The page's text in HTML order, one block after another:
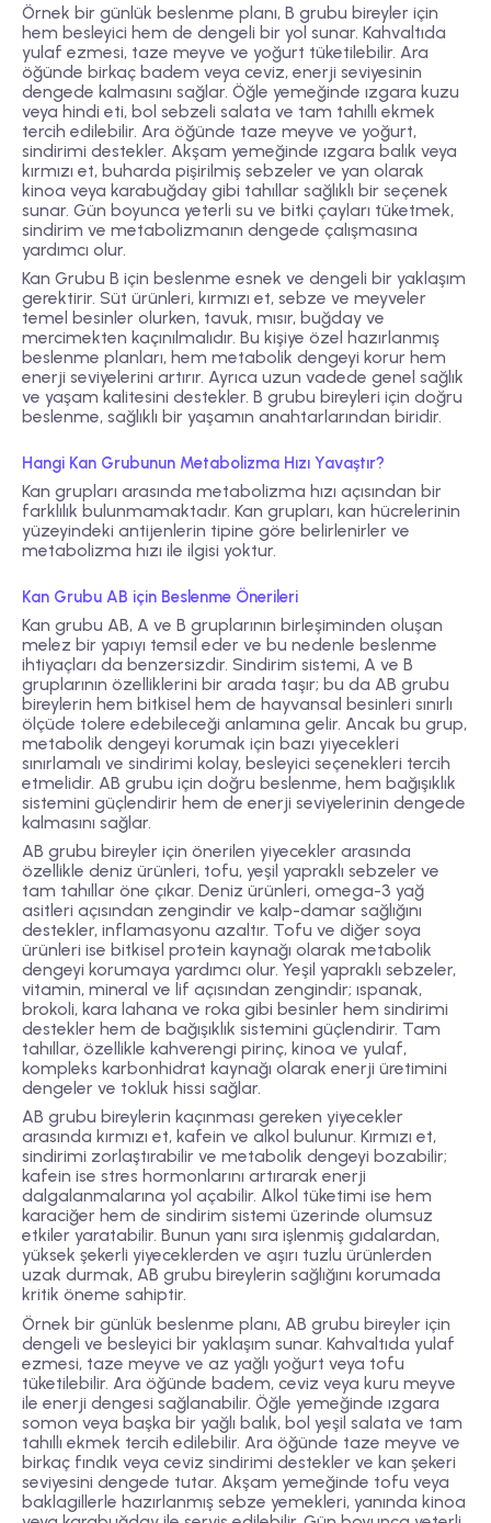
Örnek bir günlük beslenme planı, B grubu bireyler için
hem besleyici hem de dengeli bir yol sunar. Kahvaltıda
yulaf ezmesi, taze meyve ve yoğurt tüketilebilir. Ara
öğünde birkaç badem veya ceviz, enerji seviyesinin
dengede kalmasını sağlar. Öğle yemeğinde ızgara kuzu
veya hindi eti, bol sebzeli salata ve tam tahıllı ekmek
tercih edilebilir. Ara öğünde taze meyve ve yoğurt,
sindirimi destekler. Akşam yemeğinde ızgara balık veya
kırmızı et, buharda pişirilmiş sebzeler ve yan olarak
kinoa veya karabuğday gibi tahıllar sağlıklı bir seçenek
sunar. Gün boyunca yeterli su ve bitki çayları tüketmek,
sindirim ve metabolizmanın dengede çalışmasına
yardımcı olur.
Kan Grubu B için beslenme esnek ve dengeli bir yaklaşım
gerektirir. Süt ürünleri, kırmızı et, sebze ve meyveler
temel besinler olurken, tavuk, mısır, buğday ve
mercimekten kaçınılmalıdır. Bu kişiye özel hazırlanmış
beslenme planları, hem metabolik dengeyi korur hem
enerji seviyelerini artırır. Ayrıca uzun vadede genel sağlık
ve yaşam kalitesini destekler. B grubu bireyleri için doğru
beslenme, sağlıklı bir yaşamın anahtarlarından biridir.
Hangi Kan Grubunun Metabolizma Hızı Yavaştır?
Kan grupları arasında metabolizma hızı açısından bir
farklılık bulunmamaktadır. Kan grupları, kan hücrelerinin
yüzeyindeki antijenlerin tipine göre belirlenirler ve
metabolizma hızı ile ilgisi yoktur.
Kan Grubu AB için Beslenme Önerileri
Kan grubu AB, A ve B gruplarının birleşiminden oluşan
melez bir yapıyı temsil eder ve bu nedenle beslenme
ihtiyaçları da benzersizdir. Sindirim sistemi, A ve B
gruplarının özelliklerini bir arada taşır; bu da AB grubu
bireylerin hem bitkisel hem de hayvansal besinleri sınırlı
ölçüde tolere edebileceği anlamına gelir. Ancak bu grup,
metabolik dengeyi korumak için bazı yiyecekleri
sınırlamalı ve sindirimi kolay, besleyici seçenekleri tercih
etmelidir. AB grubu için doğru beslenme, hem bağışıklık
sistemini güçlendirir hem de enerji seviyelerinin dengede
kalmasını sağlar.
AB grubu bireyler için önerilen yiyecekler arasında
özellikle deniz ürünleri, tofu, yeşil yapraklı sebzeler ve
tam tahıllar öne çıkar. Deniz ürünleri, omega-3 yağ
asitleri açısından zengindir ve kalp-damar sağlığını
destekler, inflamasyonu azaltır. Tofu ve diğer soya
ürünleri ise bitkisel protein kaynağı olarak metabolik
dengeyi korumaya yardımcı olur. Yeşil yapraklı sebzeler,
vitamin, mineral ve lif açısından zengindir; ıspanak,
brokoli, kara lahana ve roka gibi besinler hem sindirimi
destekler hem de bağışıklık sistemini güçlendirir. Tam
tahıllar, özellikle kahverengi pirinç, kinoa ve yulaf,
kompleks karbonhidrat kaynağı olarak enerji üretimini
dengeler ve tokluk hissi sağlar.
AB grubu bireylerin kaçınması gereken yiyecekler
arasında kırmızı et, kafein ve alkol bulunur. Kırmızı et,
sindirimi zorlaştırabilir ve metabolik dengeyi bozabilir;
kafein ise stres hormonlarını artırarak enerji
dalgalanmalarına yol açabilir. Alkol tüketimi ise hem
karaciğer hem de sindirim sistemi üzerinde olumsuz
etkiler yaratabilir. Bunun yanı sıra işlenmiş gıdalardan,
yüksek şekerli yiyeceklerden ve aşırı tuzlu ürünlerden
uzak durmak, AB grubu bireylerin sağlığını korumada
kritik öneme sahiptir.
Örnek bir günlük beslenme planı, AB grubu bireyler için
dengeli ve besleyici bir yaklaşım sunar. Kahvaltıda yulaf
ezmesi, taze meyve ve az yağlı yoğurt veya tofu
tüketilebilir. Ara öğünde badem, ceviz veya kuru meyve
ile enerji dengesi sağlanabilir. Öğle yemeğinde ızgara
somon veya başka bir yağlı balık, bol yeşil salata ve tam
tahıllı ekmek tercih edilebilir. Ara öğünde taze meyve ve
birkaç fındık veya ceviz sindirimi destekler ve kan şekeri
seviyesini dengede tutar. Akşam yemeğinde tofu veya
baklagillerle hazırlanmış sebze yemekleri, yanında kinoa